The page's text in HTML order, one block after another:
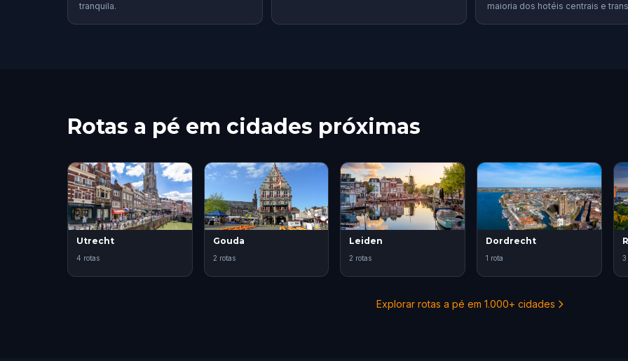
tranquila.
maioria dos hotéis centrais e
Rotas a pé em cidades próximas
Utrecht
4 rotas
Gouda
2 rotas
Leiden
2 rotas
Dordrecht
1 rota 3
Explorar rotas a pé em 1.000+ cidades